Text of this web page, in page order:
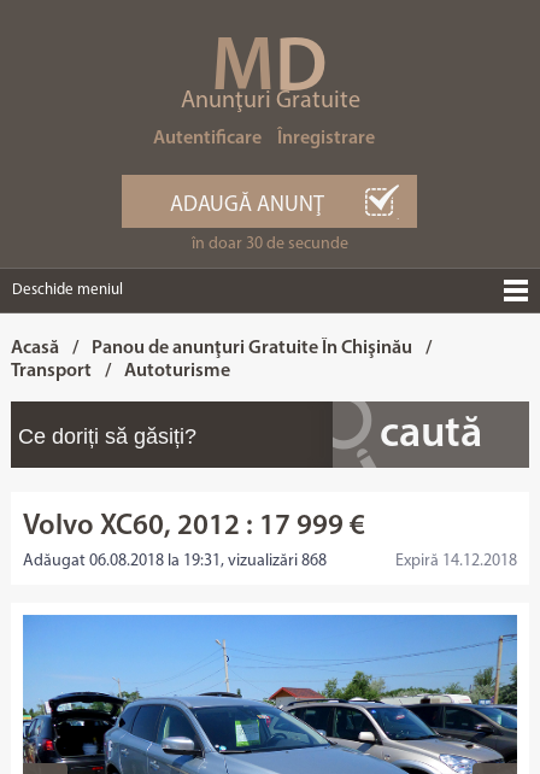
MD
Anunţuri Gratuite
Autentificare Înregistrare
ADAUGĂ ANUNŢ
în doar 30 de secunde
Deschide meniul
Acasă / Panou de anunţuri Gratuite În Chişinău
/
Transport
/ Autoturisme
Volvo XC60, 2012 : 17 999 €
Adăugat 06.08.2018 la 19:31, vizualizări 868 Expiră 14.12.2018